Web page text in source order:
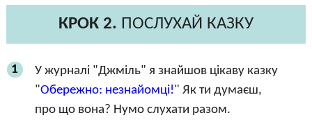
КРОК 2. ПОСЛУХАЙ КАЗКУ
1
У журналі "Джміль" я знайшов цікаву казку
"Обережно: незнайомці!" Як ти думаєш,
про що вона? Нумо слухати разом.